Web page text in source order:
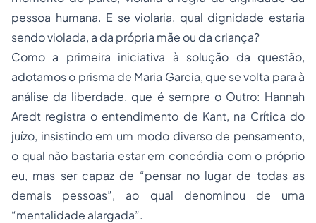
pessoa humana. E se violaria, qual dignidade estaria
sendo violada, a da própria mãe ou da criança?
Como a primeira iniciativa à solução da questão,
adotamos o prisma de Maria Garcia, que se volta para à
análise da liberdade, que é sempre o Outro: Hannah
Aredt registra o entendimento de Kant, na Crítica do
juízo, insistindo em um modo diverso de pensamento,
o qual não bastaria estar em concórdia com o próprio
eu, mas ser capaz de “pensar no lugar de todas as
demais pessoas”, ao qual denominou de uma
“mentalidade alargada”.